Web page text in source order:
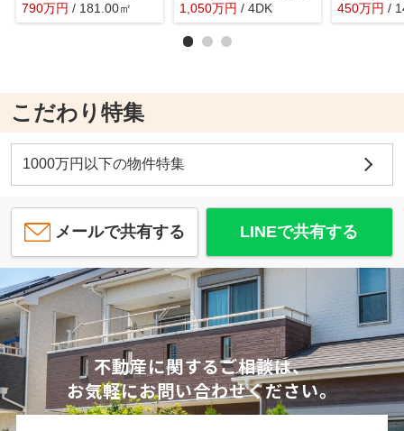
790万円 / 181.00㎡
1,050万円 / 4DK 450万円 /
こだわり特集
1000万円以下の物件特集
メールで共有する LINEで共有する
不動産に関するご相談は、
お気軽にお問い合わせください。